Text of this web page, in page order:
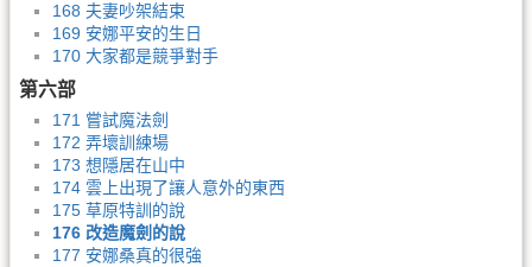
168 夫妻吵架結束
169 安娜平安的生日
170 大家都是競爭對手
第六部
171 嘗試魔法劍
172 弄壞訓練場
173 想隱居在山中
174 雲上出現了讓人意外的東西
175 草原特訓的說
176 改造魔劍的說
177 安娜桑真的很強